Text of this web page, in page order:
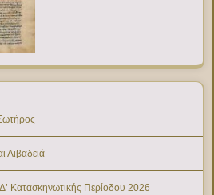
Λιβαδειά
Κατασκηνωτικής Περίοδου 2026